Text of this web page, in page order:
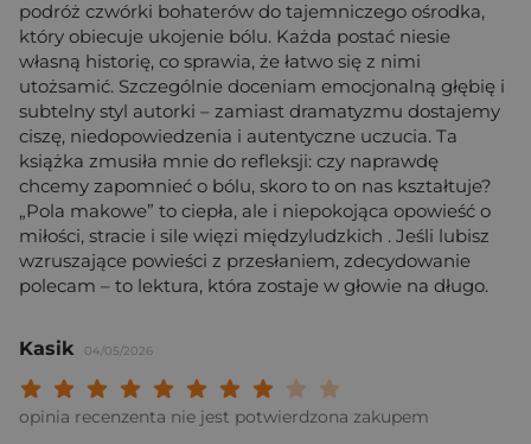
podróż czwórki bohaterów do tajemniczego ośrodka,
który obiecuje ukojenie bólu. Każda postać niesie
własną historię, co sprawia, że łatwo się z nimi
utożsamić. Szczególnie doceniam emocjonalną głębię i
subtelny styl autorki – zamiast dramatyzmu dostajemy
ciszę, niedopowiedzenia i autentyczne uczucia. Ta
książka zmusiła mnie do refleksji: czy naprawdę
chcemy zapomnieć o bólu, skoro to on nas kształtuje?
„Pola makowe” to ciepła, ale i niepokojąca opowieść o
miłości, stracie i sile więzi międzyludzkich . Jeśli lubisz
wzruszające powieści z przesłaniem, zdecydowanie
polecam – to lektura, która zostaje w głowie na długo.
Kasik 04/05/2026
Twoja ocena:
Twoja ocena: Wybitna 9/
Twoja ocena: Rewelacyjna 8/
Twoja ocena: Bardzo dobra 7/10"
Twoja ocena: Dobra 6/10"
Twoja ocena: Przeciętna 5/10"
Twoja ocena: Może być 4/10"
Twoja ocena: Słaba 3/10"
Twoja ocena: Bardzo słaba 2/10"
Twoja ocena: Beznadziejna 1/10"
opinia recenzenta nie jest potwierdzona zakupem